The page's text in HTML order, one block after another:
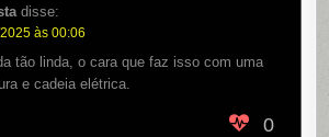
disse:
às 00:06
tão linda, o cara que faz isso com uma
e cadeia elétrica.
0